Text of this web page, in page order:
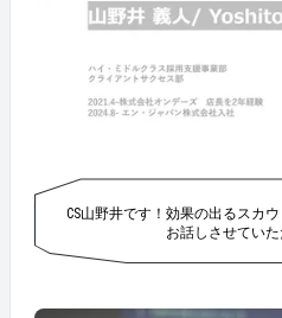
CS山野井です！効果の出るスカ
お話しさせていた